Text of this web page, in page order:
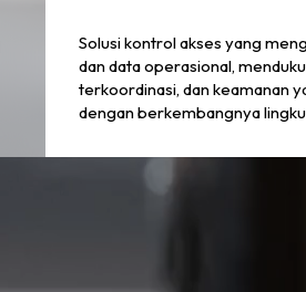
Solusi kontrol akses yang
dan data operasional,
terkoordinasi, dan keamanan
dengan berkembangnya